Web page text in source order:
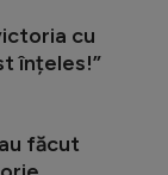
cu
înțeles!”
făcut